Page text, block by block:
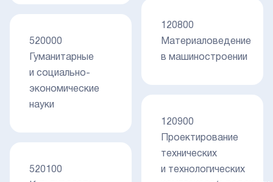
520000
Гуманитарные
и социально-
экономические
науки
520100
120800
Материаловедение
в машиностроении
120900
Проектирование
технических
и технологических